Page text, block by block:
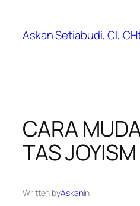
konten
Askan Setiabudi, CI,
CARA
TAS JOYISM
Written byAskanin